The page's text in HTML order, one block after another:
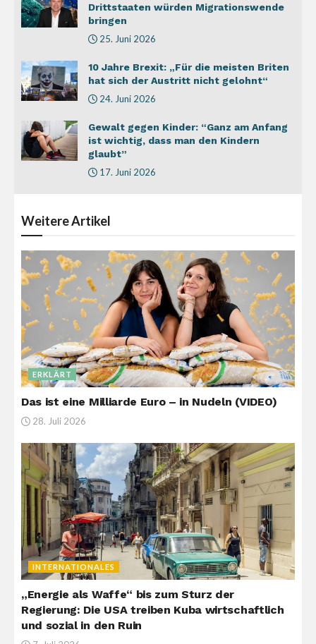
Drittstaaten würden Migrationswende
bringen
25. Juni 2026
10 Jahre Brexit: „Für die meisten Briten
hat sich der Austritt nicht gelohnt“
24. Juni 2026
Gewalt gegen Kinder: “Ganz am Anfang
ist wichtig, dass man den Kindern
glaubt”
17. Juni 2026
WeitereArtikel
ERKLÄRT
Das ist eine Milliarde Euro – in Nudeln (VIDEO)
28. Juli 2026
INTERNATIONALES
„Energie als Waffe“ bis zum Sturz der
Regierung: Die USA treiben Kuba wirtschaftlich
und sozial in den Ruin